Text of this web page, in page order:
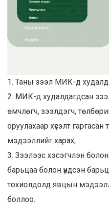
1. Таны зээл МИК-д
2. МИК-д худалдагдсан
өмчлөгч, зээлдэгч,
оруулахаар хүсэлт
мэдээллийг харах,
3. Зээлээс хэсэгчлэн
барьцаа болон үндсэн
тохиолдолд явцын
боллоо.